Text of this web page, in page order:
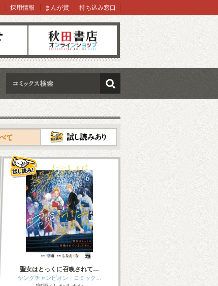
オンラインショップ
採用情報 まんが賞 持ち込み窓口
検索
聖女はとっくに召喚されて…
ヤングチャンピオン・コミック…